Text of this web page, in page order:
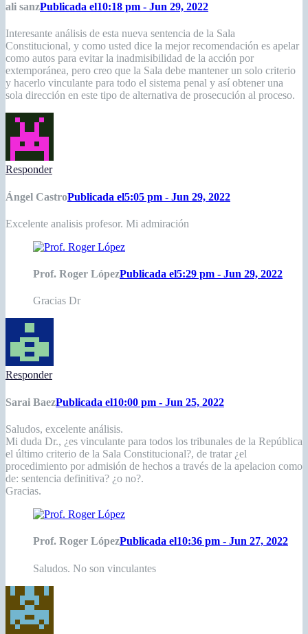
ali sanzPublicada el10:18 pm - Jun 29, 2022
Interesante análisis de esta nueva sentencia de la Sala
Constitucional, y como usted dice la mejor recomendación es apelar
como autos para evitar la inadmisibilidad de la acción por
extemporánea, pero creo que la Sala debe mantener un solo criterio
y hacerlo vinculante para todo el sistema penal y así obtener una
sola dirección en este tipo de alternativa de prosecución al proceso.
Responder
Ángel CastroPublicada el5:05 pm - Jun 29, 2022
Excelente analisis profesor. Mi admiración
Prof. Roger LópezPublicada el5:29 pm - Jun 29, 2022
Gracias Dr
Responder
Sarai BaezPublicada el10:00 pm - Jun 25, 2022
Saludos, excelente análisis.
Mi duda Dr., ¿es vinculante para todos los tribunales de la República
el último criterio de la Sala Constitucional?, de tratar ¿el
procedimiento por admisión de hechos a través de la apelacion como
de: sentencia definitiva? ¿o no?.
Gracias.
Prof. Roger LópezPublicada el10:36 pm - Jun 27, 2022
Saludos. No son vinculantes